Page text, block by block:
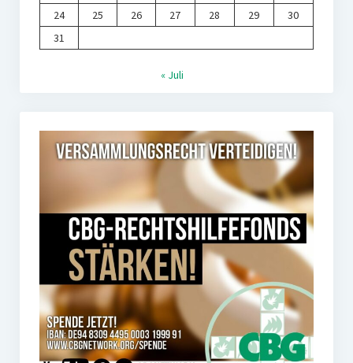
24 25 26 27 28 29
30
31
« Juli